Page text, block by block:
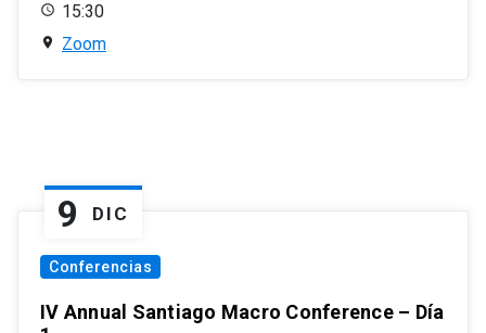
15:30
Zoom
9 DIC
Conferencias
IV Annual Santiago Macro Conference – Día